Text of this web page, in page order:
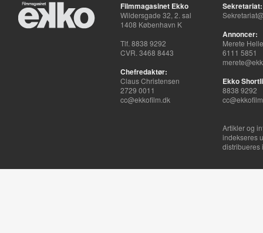
Filmmagasinet Ekko
Wildersgade 32, 2. sal
1408 København K
Tlf. 8838 9292
CVR. 3468 8443
Chefredaktør:
Claus Christensen
2729 0011
cc@ekkofilm.dk
Sekretariat:
Annoncer:
Merete
6111 5851
Ekko
8838 9292
Artikler og
indekseres
distribueres